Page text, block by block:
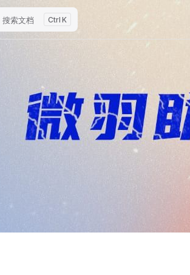
搜索文档 K